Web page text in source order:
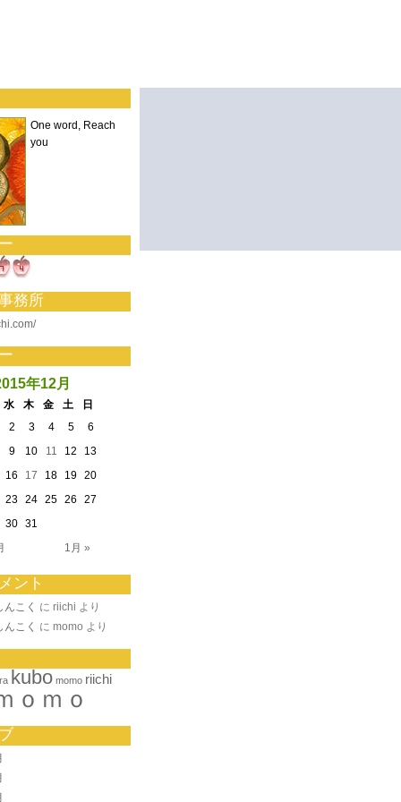
One word, Reach
you
務所
年12月
水 木 金 土 日
1月 »
2 3 4 5
6
9 10 11 12
13
16 17 18 19 20
23 24 25 26
27
30 31
ント
こく に riichi より
こく に momo より
kubo momo riichi
ｏｍｏ